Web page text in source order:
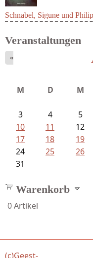
Schnabel, Sigune und
Veranstaltungen
«
M D M
3
4 5
10
11 12
17
18 19
24
25 26
31
Warenkorb
0Artikel
(c)Geest-